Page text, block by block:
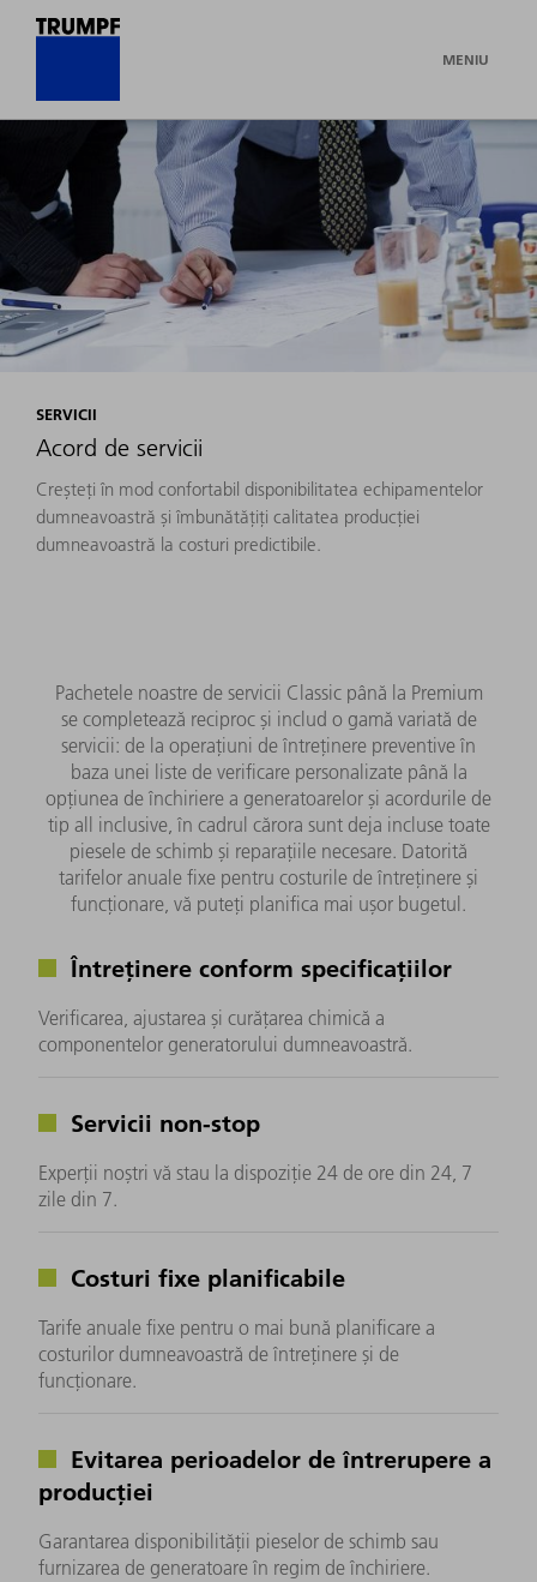
MENIU
SERVICII
Acord de servicii
Creșteți în mod confortabil disponibilitatea echipamentelor
dumneavoastră și îmbunătățiți calitatea producției
dumneavoastră la costuri predictibile.
Pachetele noastre de servicii Classic până la Premium
se completează reciproc și includ o gamă variată de
servicii: de la operațiuni de întreținere preventive în
baza unei liste de verificare personalizate până la
opțiunea de închiriere a generatoarelor și acordurile de
tip all inclusive, în cadrul cărora sunt deja incluse toate
piesele de schimb și reparațiile necesare. Datorită
tarifelor anuale fixe pentru costurile de întreținere și
funcționare, vă puteți planifica mai ușor bugetul.
Întreținere conform specificațiilor
Verificarea, ajustarea și curățarea chimică a
componentelor generatorului dumneavoastră.
Servicii non-stop
Experții noștri vă stau la dispoziție 24 de ore din 24, 7
zile din 7.
Costuri fixe planificabile
Tarife anuale fixe pentru o mai bună planificare a
costurilor dumneavoastră de întreținere și de
funcționare.
Evitarea perioadelor de întrerupere a
producției
Garantarea disponibilității pieselor de schimb sau
furnizarea de generatoare în regim de închiriere.